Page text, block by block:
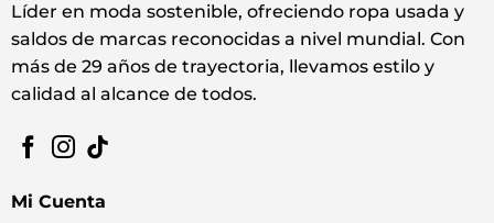
Líder en moda sostenible, ofreciendo ropa usada y
saldos de marcas reconocidas a nivel mundial. Con
más de 29 años de trayectoria, llevamos estilo y
calidad al alcance de todos.
Mi Cuenta